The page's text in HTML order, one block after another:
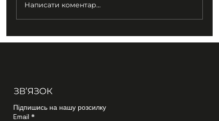
Написати коментар...
ЗВʼЯЗОК
Підпишись на нашу розсилку
Email *